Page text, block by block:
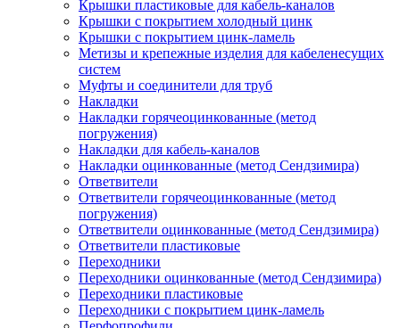
Крышки пластиковые для кабель-каналов
Крышки с покрытием холодный цинк
Крышки с покрытием цинк-ламель
Метизы и крепежные изделия для кабеленесущих
систем
Муфты и соединители для труб
Накладки
Накладки горячеоцинкованные (метод
погружения)
Накладки для кабель-каналов
Накладки оцинкованные (метод Сендзимира)
Ответвители
Ответвители горячеоцинкованные (метод
погружения)
Ответвители оцинкованные (метод Сендзимира)
Ответвители пластиковые
Переходники
Переходники оцинкованные (метод Сендзимира)
Переходники пластиковые
Переходники с покрытием цинк-ламель